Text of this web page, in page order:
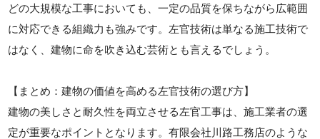
どの大規模な工事においても、一定の品質を保ちながら広範囲
に対応できる組織力も強みです。左官技術は単なる施工技術で
はなく、建物に命を吹き込む芸術とも言えるでしょう。
【まとめ：建物の価値を高める左官技術の選び方】
建物の美しさと耐久性を両立させる左官工事は、施工業者の選
定が重要なポイントとなります。有限会社川路工務店のような